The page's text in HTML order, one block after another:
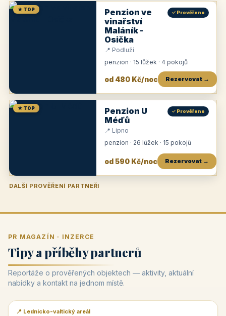
★ TOP
Penzion ve
vinařství
Maláník -
Osička
✓ Prověřeno
📍 Podluží
penzion · 15 lůžek · 4 pokojů
od 480 Kč/noc Rezervovat →
★ TOP
Penzion U
Méďů
✓ Prověřeno
📍 Lipno
penzion · 26 lůžek · 15 pokojů
od 590 Kč/noc Rezervovat →
DALŠÍ PROVĚŘENÍ PARTNEŘI
Penzion U Zámku Pension Faber
PR MAGAZÍN · INZERCE
Tipy a příběhy partnerů
Reportáže o prověřených objektech — aktivity, aktuální
nabídky a kontakt na jednom místě.
📰 PR článek
📍 Lednicko-valtický areál